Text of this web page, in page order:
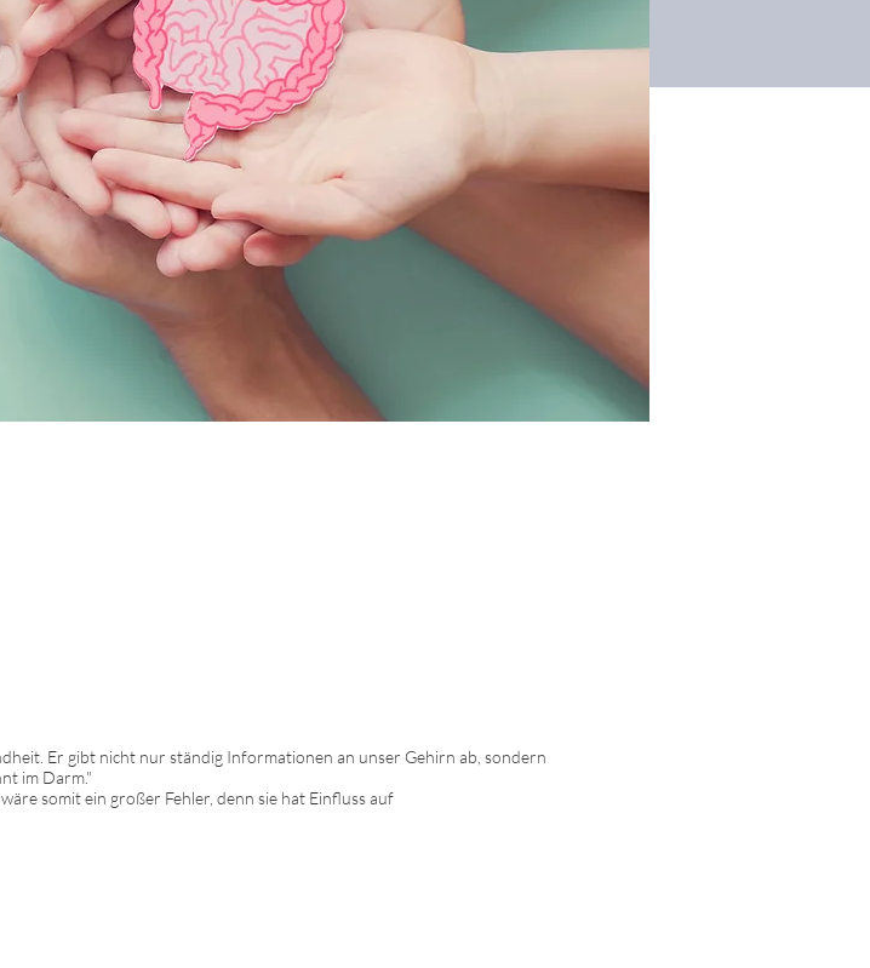
Er gibt nicht nur ständig Informationen an unser Gehirn ab, sondern
im Darm."
somit ein großer Fehler, denn sie hat Einfluss auf